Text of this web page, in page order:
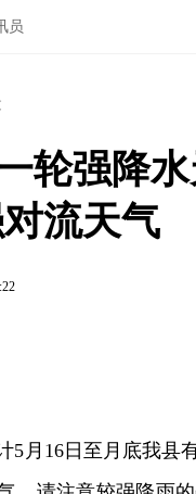
员
轮强降
流天气
5月16日至月底我县